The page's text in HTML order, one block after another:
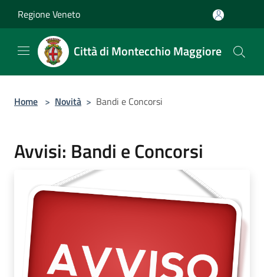
Regione Veneto
Città di Montecchio Maggiore
Home > Novità > Bandi e Concorsi
Avvisi: Bandi e Concorsi